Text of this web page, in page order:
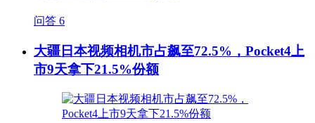
问答 6
大疆日本视频相机市占飙至72.5%，Pocket4上
市9天拿下21.5%份额